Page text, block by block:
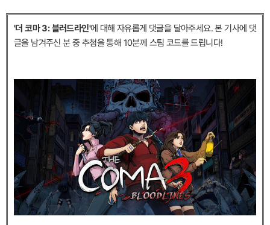
'더 코마 3: 블러드라인'에 대해 자유롭게 댓글을 달아주세요. 본 기사에 댓
글을 남겨주신 분 중 추첨을 통해 10분께 스팀 코드를 드립니다!